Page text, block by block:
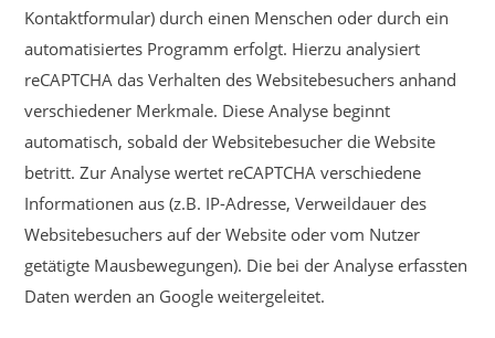
Kontaktformular) durch einen Menschen oder durch ein
automatisiertes Programm erfolgt. Hierzu analysiert
reCAPTCHA das Verhalten des Websitebesuchers anhand
verschiedener Merkmale. Diese Analyse beginnt
automatisch, sobald der Websitebesucher die Website
betritt. Zur Analyse wertet reCAPTCHA verschiedene
Informationen aus (z.B. IP-Adresse, Verweildauer des
Websitebesuchers auf der Website oder vom Nutzer
getätigte Mausbewegungen). Die bei der Analyse erfassten
Daten werden an Google weitergeleitet.